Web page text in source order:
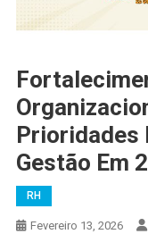
Prioridades
Gestão Em
RH
Fevereiro 13, 2026